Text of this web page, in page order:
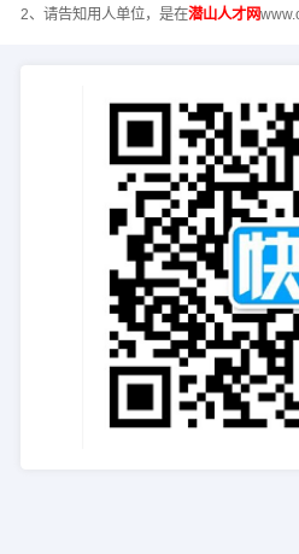
2、请告知用人单位，是在潜山人才网